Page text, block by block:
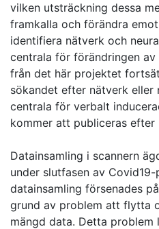
vilken utsträckning dessa
framkalla och förändra
identifiera nätverk och
centrala för förändringen
från det här projektet
sökandet efter nätverk eller
centrala för verbalt
kommer att publiceras efter
Datainsamling i scannern
under slutfasen av
datainsamling försenades
grund av problem att flytta
mängd data. Detta